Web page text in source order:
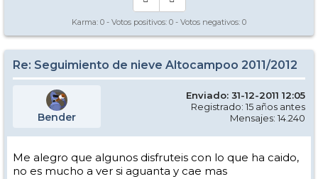
Karma: 0 - Votos positivos: 0 - Votos negativos: 0
Re: Seguimiento de nieve Altocampoo 2011/2012
Bender
Enviado: 31-12-2011 12:05
Registrado: 15 años antes
Mensajes: 14.240
Me alegro que algunos disfruteis con lo que ha caido,
no es mucho a ver si aguanta y cae mas